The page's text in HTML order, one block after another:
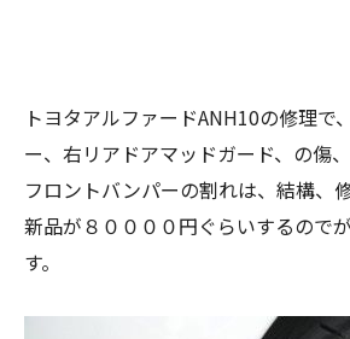
トヨタアルファードANH10の修理で
ー、右リアドアマッドガード、の傷
フロントバンパーの割れは、結構、
新品が８００００円ぐらいするので
す。